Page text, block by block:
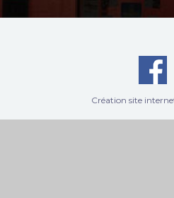
Création site